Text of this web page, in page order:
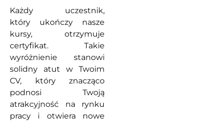
Każdy uczestnik,
który ukończy nasze
kursy, otrzymuje
certyfikat. Takie
wyróżnienie stanowi
solidny atut w Twoim
CV, który znacząco
podnosi Twoją
atrakcyjność na rynku
pracy i otwiera nowe